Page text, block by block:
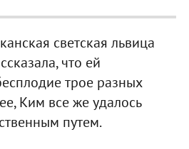
светская львица
что ей
трое разных
Ким все же удалось
путем.